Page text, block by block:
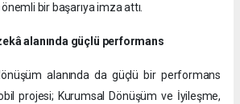
bir başarıya imza attı.
alanında güçlü performans
alanında da güçlü bir performans
projesi; Kurumsal Dönüşüm ve İyileşme,